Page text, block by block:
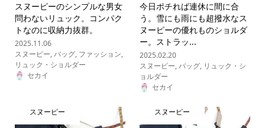
スヌーピーのシンプルな男女
問わないリュック。コンパク
トなのに収納力抜群。
2025.11.06
スヌーピー,バッグ, ファッション,
リュック・ショルダー
セカイ
今日ポチれば連休に間に合
う。雪にも雨にも超撥水なス
ヌーピーの優れものショルダ
ー。ストラッ...
2025.02.20
スヌーピー,バッグ, リュック・シ
ョルダー
セカイ
スヌーピー スヌーピー